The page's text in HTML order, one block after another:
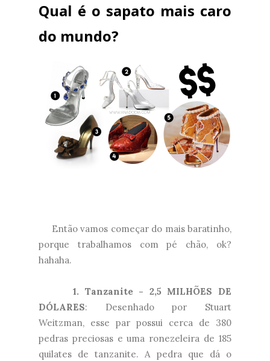
Qual é o sapato mais caro
do mundo?
Então vamos começar do mais baratinho,
porque trabalhamos com pé chão, ok?
hahaha.
1. Tanzanite - 2,5 MILHÕES DE
DÓLARES: Desenhado por Stuart
Weitzman, esse par possui cerca de 380
pedras preciosas e uma ronezeleira de 185
quilates de tanzanite. A pedra que dá o